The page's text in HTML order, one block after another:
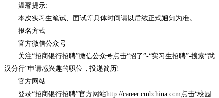
温馨提示:
本次实习生笔试、面试等具体时间请以后续正式通知为准。
报名方式
官方微信公众号
关注“招商银行招聘”微信公众号点击“招了”-“实习生招聘”-搜索“武
汉分行”申请感兴趣的职位，投递简历!
官方网站
登录“招商银行招聘”官方网站http://career.cmbchina.com点击“校园